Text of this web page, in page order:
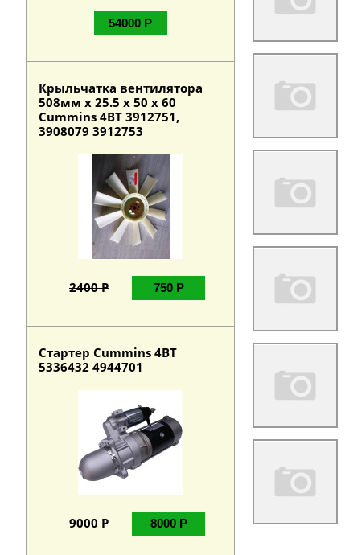
54000 Р
Крыльчатка вентилятора
508мм х 25.5 х 50 х 60
Cummins 4BT 3912751,
3908079 3912753
2400 Р 750 Р
Стартер Cummins 4BT
5336432 4944701
9000 Р 8000 Р